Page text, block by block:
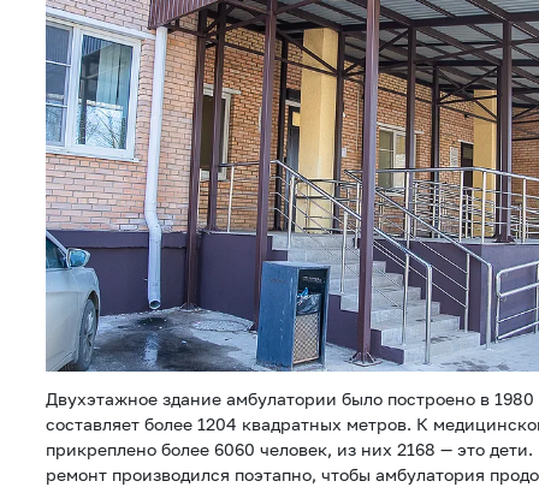
Двухэтажное здание амбулатории было построено в 1980
составляет более 1204 квадратных метров. К
прикреплено более 6060 человек, из них 2168 — это
ремонт производился поэтапно, чтобы амбулатория